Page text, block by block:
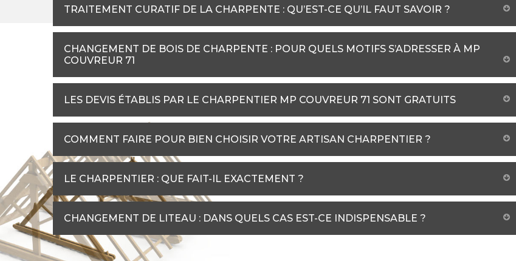
TRAITEMENT CURATIF DE LA CHARPENTE : QU’EST-CE QU’IL FAUT SAVOIR ?
CHANGEMENT DE BOIS DE CHARPENTE : POUR QUELS MOTIFS S’ADRESSER À MP
COUVREUR 71
LES DEVIS ÉTABLIS PAR LE CHARPENTIER MP COUVREUR 71 SONT GRATUITS
COMMENT FAIRE POUR BIEN CHOISIR VOTRE ARTISAN CHARPENTIER ?
LE CHARPENTIER : QUE FAIT-IL EXACTEMENT ?
CHANGEMENT DE LITEAU : DANS QUELS CAS EST-CE INDISPENSABLE ?